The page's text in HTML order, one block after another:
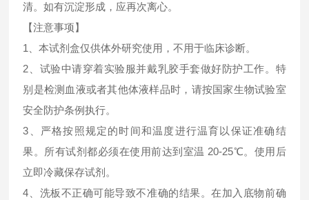
清。如有沉淀形成，应再次离心。
【注意事项】
1、本试剂盒仅供体外研究使用，不用于临床诊断。
2、试验中请穿着实验服并戴乳胶手套做好防护工作。特
别是检测血液或者其他体液样品时，请按国家生物试验室
安全防护条例执行。
3、严格按照规定的时间和温度进行温育以保证准确结
果。所有试剂都必须在使用前达到室温 20-25℃。使用后
立即冷藏保存试剂。
4、洗板不正确可能导致不准确的结果。在加入底物前确